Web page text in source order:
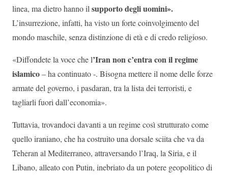
linea, ma dietro hanno il supporto degli uomini».
L’insurrezione, infatti, ha visto un forte coinvolgimento del
mondo maschile, senza distinzione di età e di credo religioso.
«Diffondete la voce che l’Iran non c’entra con il regime
islamico– ha continuato -. Bisogna mettere il nome delle forze
armate del governo, i pasdaran, tra la lista dei terroristi, e
tagliarli fuori dall’economia».
Tuttavia, trovandoci davanti a un regime così strutturato come
quello iraniano, che ha costruito una dorsale sciita che va da
Teheran al Mediterraneo, attraversando l’Iraq, la Siria, e il
Libano, alleato con Putin, inebriato da un potere geopolitico di